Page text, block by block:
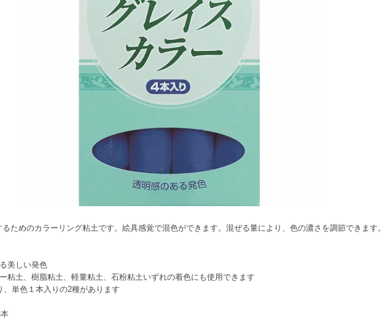
ためのカラーリング粘土です。絵具感覚で混色ができます。混ぜる量により、色の濃さを調節できます。
美しい発色
粘土、樹脂粘土、軽量粘土、石粉粘土いずれの着色にも使用できます
、単色１本入りの2種があります